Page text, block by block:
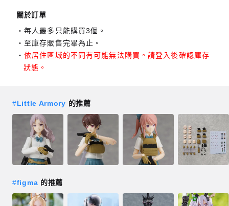
關於訂單
每人最多只能購買3個。
至庫存販售完畢為止。
依居住區域的不同有可能無法購買。請登入後確認庫存
狀態。
#Little Armory 的推薦
#figma 的推薦